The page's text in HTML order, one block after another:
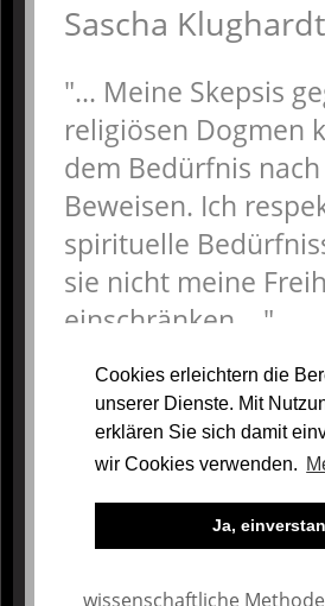
Cookies erleichtern die
unserer Dienste. Mit
erklären Sie sich damit
wir Cookies verwenden.
Ja,
Sascha Klughardt
... Meine Skepsis
religiösen Dogmen
dem Bedürfnis
Beweisen. Ich
spirituelle
sie nicht meine
einschränken....
Selbstdefinition
Ich definiere mich als
humanistischem
Wertesystem. Mein Ziel ist
Vernunft und Empathie
wissenschaftliche